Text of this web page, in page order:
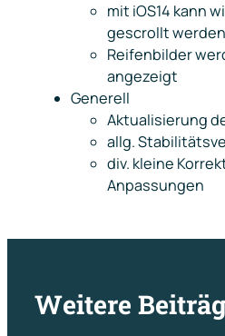
mit iOS14 kann
gescrollt werden
Reifenbilder
angezeigt
Generell
Aktualisierung
allg.
div. kleine
Anpassungen
Weitere